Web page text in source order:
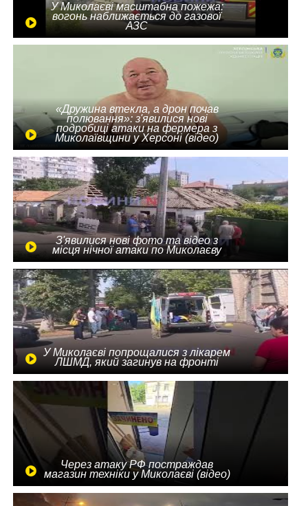
У Миколаєві масштабна пожежа:
вогонь наближається до газової
АЗС
«Дружина втекла, а дрон почав
полювання»: з'явилися нові
подробиці атаки на фермера з
Миколаївщини у Херсоні (відео)
З'явилися нові фото та відео з
місця нічної атаки по Миколаєву
У Миколаєві попрощалися з лікарем
ЛШМД, який загинув на фронті
Через атаку РФ постраждав
магазин техніки у Миколаєві (відео)